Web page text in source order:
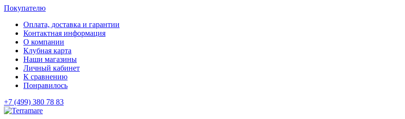
Покупателю
Оплата, доставка и гарантии
Контактная информация
О компании
Клубная карта
Наши магазины
Личный кабинет
К сравнению
Понравилось
+7 (499) 380 78 83